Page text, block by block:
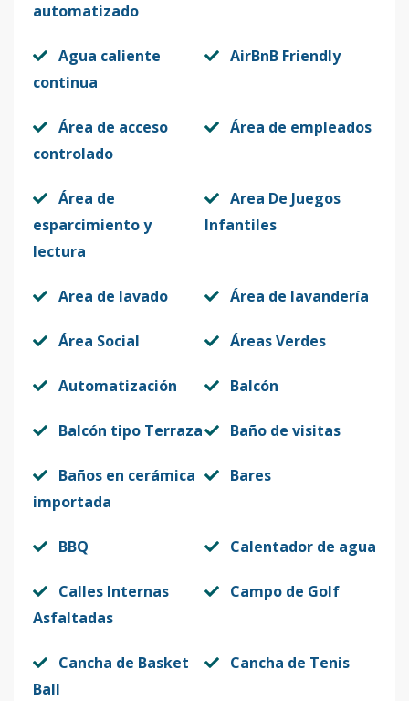
automatizado
Agua caliente
continua
AirBnB Friendly
Área de acceso
controlado
Área de empleados
Área de
esparcimiento y
lectura
Area De Juegos
Infantiles
Area de lavado Área de lavandería
Área Social Áreas Verdes
Automatización Balcón
Balcón tipo Terraza Baño de visitas
Baños en cerámica
importada
Bares
BBQ Calentador de agua
Calles Internas
Asfaltadas
Campo de Golf
Cancha de Basket
Ball
Cancha de Tenis